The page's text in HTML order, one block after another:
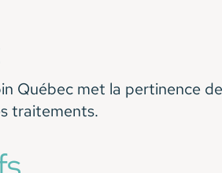
Québec met la pertinence
traitements.